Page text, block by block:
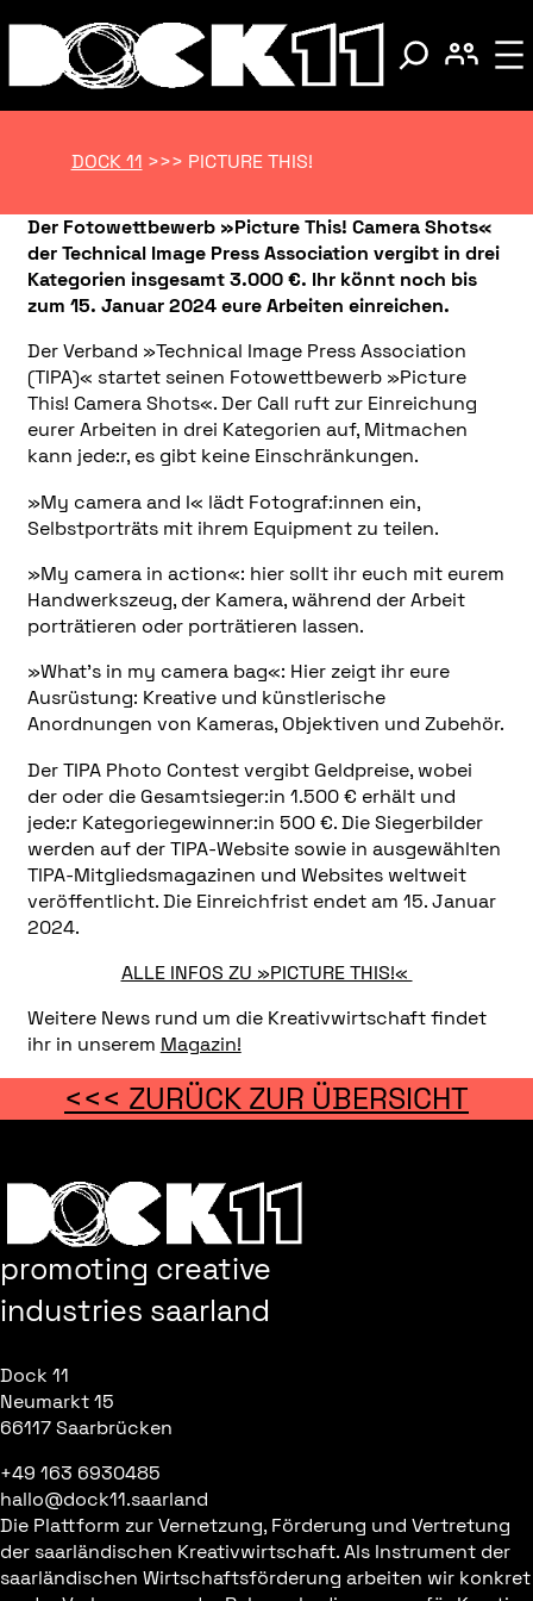
DOCK 11 >>> PICTURE THIS!
Der Fotowettbewerb »Picture This! Camera Shots«
der Technical Image Press Association vergibt in drei
Kategorien insgesamt 3.000 €. Ihr könnt noch bis
zum 15. Januar 2024 eure Arbeiten einreichen.
Der Verband »Technical Image Press Association
(TIPA)« startet seinen Fotowettbewerb »Picture
This! Camera Shots«. Der Call ruft zur Einreichung
eurer Arbeiten in drei Kategorien auf, Mitmachen
kann jede:r, es gibt keine Einschränkungen.
»My camera and I« lädt Fotograf:innen ein,
Selbstporträts mit ihrem Equipment zu teilen.
»My camera in action«: hier sollt ihr euch mit eurem
Handwerkszeug, der Kamera, während der Arbeit
porträtieren oder porträtieren lassen.
»What’s in my camera bag«: Hier zeigt ihr eure
Ausrüstung: Kreative und künstlerische
Anordnungen von Kameras, Objektiven und Zubehör.
Der TIPA Photo Contest vergibt Geldpreise, wobei
der oder die Gesamtsieger:in 1.500 € erhält und
jede:r Kategoriegewinner:in 500 €. Die Siegerbilder
werden auf der TIPA-Website sowie in ausgewählten
TIPA-Mitgliedsmagazinen und Websites weltweit
veröffentlicht. Die Einreichfrist endet am 15. Januar
2024.
ALLE INFOS ZU »PICTURE THIS!«
Weitere News rund um die Kreativwirtschaft findet
ihr in unserem Magazin!
<<< ZURÜCK ZUR ÜBERSICHT
promoting creative
industries saarland
Dock 11
Neumarkt 15
66117 Saarbrücken
+49 163 6930485
hallo@dock11.saarland
Die Plattform zur Vernetzung, Förderung und Vertretung
der saarländischen Kreativwirtschaft. Als Instrument der
saarländischen Wirtschaftsförderung arbeiten wir konkret